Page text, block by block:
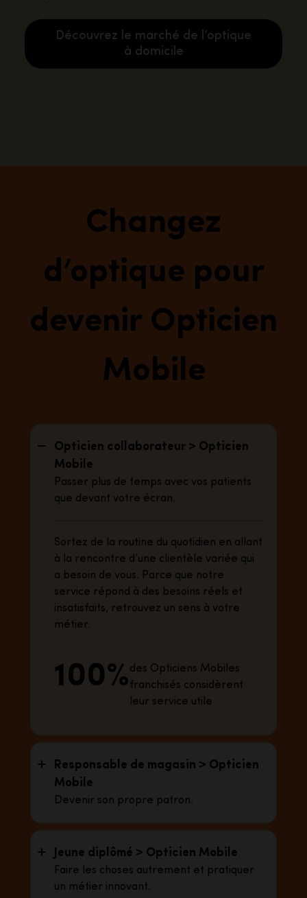
Découvrez le marché de l’optique
à domicile
Changez
d’optique pour
devenir Opticien
Mobile
Opticien collaborateur > Opticien
Mobile
Passer plus de temps avec vos patients
que devant votre écran.
Sortez de la routine du quotidien en allant
à la rencontre d’une clientèle variée qui
a besoin de vous. Parce que notre
service répond à des besoins réels et
insatisfaits, retrouvez un sens à votre
métier.
100%des Opticiens Mobiles
franchisés considèrent
leur service utile
Responsable de magasin > Opticien
Mobile
Devenir son propre patron.
Jeune diplômé > Opticien Mobile
Faire les choses autrement et pratiquer
un métier innovant.